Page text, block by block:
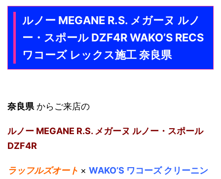
ルノー MEGANE R.S. メガーヌ ルノ
ー・スポール DZF4R WAKO’S RECS
ワコーズ レックス施工 奈良県
奈良県 からご来店の
ルノー MEGANE R.S. メガーヌ ルノー・スポール
DZF4R
ラッフルズオート × WAKO’S ワコーズ クリーニン